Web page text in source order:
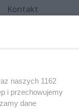
Kontakt
koncert z okazji
portalu
naszych 1162
i przechowujemy
dane